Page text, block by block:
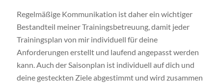
Regelmäßige Kommunikation ist daher ein wichtiger
Bestandteil meiner Trainingsbetreuung, damit jeder
Trainingsplan von mir individuell für deine
Anforderungen erstellt und laufend angepasst werden
kann. Auch der Saisonplan ist individuell auf dich und
deine gesteckten Ziele abgestimmt und wird zusammen